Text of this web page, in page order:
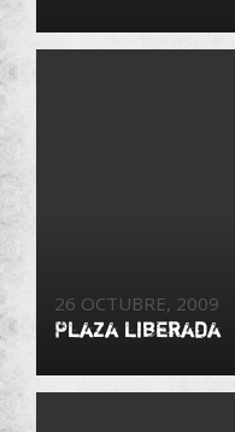
26 OCTUBRE, 2009
Plaza liberada